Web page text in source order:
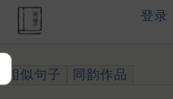
登录
相似句子 同韵作品